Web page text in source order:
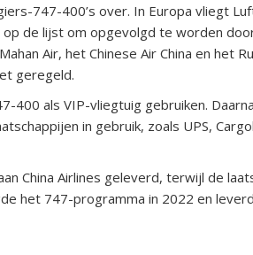
747-400’s over. In Europa vliegt
de lijst om opgevolgd te worden
Air, het Chinese Air China en het
geregeld.
400 als VIP-vliegtuig gebruiken.
in gebruik, zoals UPS,
China Airlines geleverd, terwijl de
het 747-programma in 2022 en